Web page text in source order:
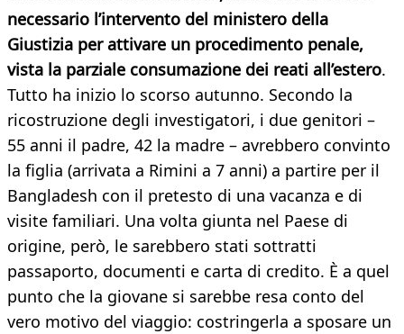
necessario l’intervento del ministero della
Giustizia per attivare un procedimento penale,
vista la parziale consumazione dei reati all’estero.
Tutto ha inizio lo scorso autunno. Secondo la
ricostruzione degli investigatori, i due genitori –
55 anni il padre, 42 la madre – avrebbero convinto
la figlia (arrivata a Rimini a 7 anni) a partire per il
Bangladesh con il pretesto di una vacanza e di
visite familiari. Una volta giunta nel Paese di
origine, però, le sarebbero stati sottratti
passaporto, documenti e carta di credito. È a quel
punto che la giovane si sarebbe resa conto del
vero motivo del viaggio: costringerla a sposare un